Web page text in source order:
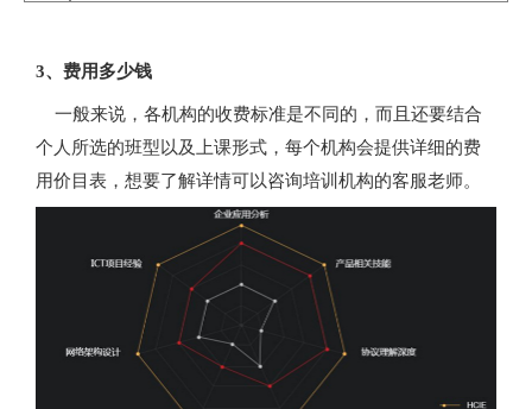
3、费用多少钱
一般来说，各机构的收费标准是不同的，而且还要结合
个人所选的班型以及上课形式，每个机构会提供详细的费
用价目表，想要了解详情可以咨询培训机构的客服老师。